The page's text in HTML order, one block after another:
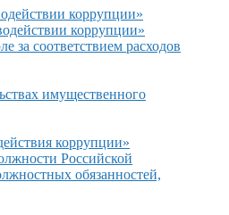
коррупции»
коррупции»
за соответствием расходов
имущественного
коррупции»
Российской
обязанностей,